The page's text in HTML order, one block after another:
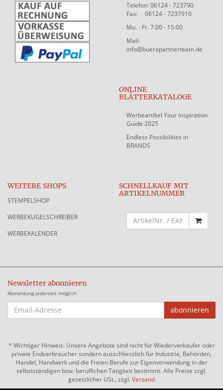
Telefon: 06124 - 723790
Fax: 06124 - 7237910
Mo. - Fr. 7:00 - 15:00
Mail:
info@bueropartnerteam.de
ONLINE
BLÄTTERKATALOGE
Werbeartikel Your Inspiration
Guide 2025
Endless Possibilities in
BRANDS
WEITERE SHOPS
STEMPELSHOP
WERBEKUGELSCHREIBER
WERBEKALENDER
SCHNELLKAUF MIT
ARTIKELNUMMER
Newsletter abonnieren
Abmeldung jederzeit möglich
EMAIL-
ADRESSE
abonnieren
* Wichtiger Hinweis: Unsere Angebote sind nicht für Wiederverkäufer oder
private Endverbraucher sondern ausschliesslich für Industrie, Behörden,
Handel, Handwerk und die Freien Berufe zur Eigenverwendung in der
selbstständigen bzw. beruflichen Tätigkeit bestimmt. Alle Preise zzgl.
gesetzlicher USt., zzgl.Versand